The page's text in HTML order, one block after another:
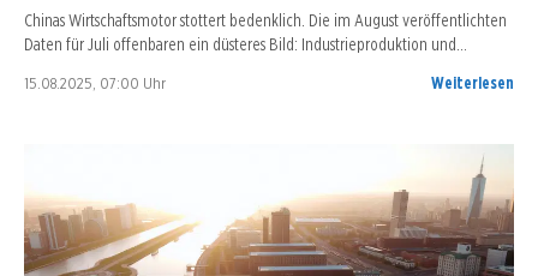
Chinas Wirtschaftsmotor stottert bedenklich. Die im August veröffentlichten
Daten für Juli offenbaren ein düsteres Bild: Industrieproduktion und…
15.08.2025, 07:00 Uhr Weiterlesen